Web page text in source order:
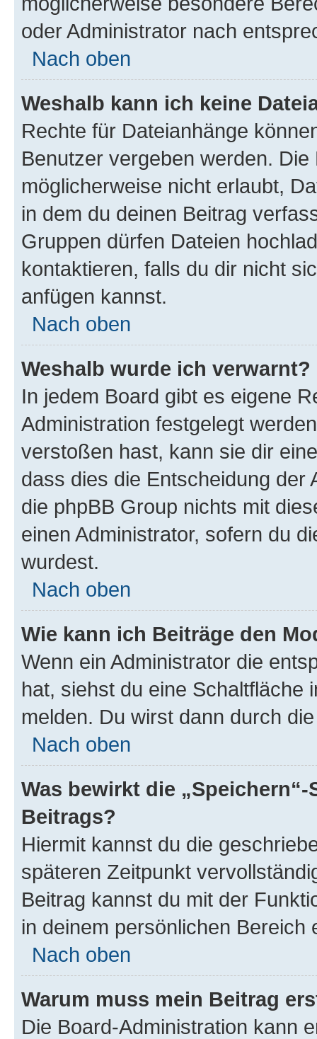
oder Administrator nach
Nach oben
Weshalb kann ich keine
Rechte für Dateianhänge
Benutzer vergeben werden.
möglicherweise nicht erlaubt,
in dem du deinen Beitrag
Gruppen dürfen Dateien
kontaktieren, falls du dir nicht
anfügen kannst.
Nach oben
Weshalb wurde ich verwarnt?
In jedem Board gibt es eigene
Administration festgelegt
verstoßen hast, kann sie dir
dass dies die Entscheidung der
die phpBB Group nichts mit
einen Administrator, sofern du
wurdest.
Nach oben
Wie kann ich Beiträge den
Wenn ein Administrator die
hat, siehst du eine Schaltfläche
melden. Du wirst dann durch
Nach oben
Was bewirkt die
Beitrags?
Hiermit kannst du die
späteren Zeitpunkt
Beitrag kannst du mit der
in deinem persönlichen Bereich
Nach oben
Warum muss mein Beitrag
Die Board-Administration kann